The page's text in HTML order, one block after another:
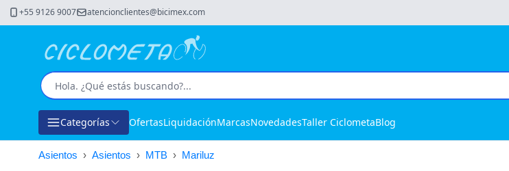
+55 9126 9007 atencionclientes@bicimex.com
Categorías OfertasLiquidaciónMarcasNovedadesTaller CiclometaBlog
Asientos › Asientos › MTB › Mariluz